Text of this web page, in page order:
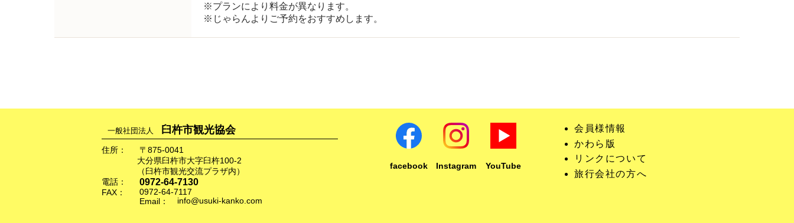
※プランにより料金が異なります。
※じゃらんよりご予約をおすすめします。
一般社団法人 臼杵市観光協会
住所：
〒875-0041
大分県臼杵市大字臼杵100-2
（臼杵市観光交流プラザ内）
電話：
0972-64-7130
FAX：
0972-64-7117
Email：
info@usuki-kanko.com
facebook Instagram YouTube
会員様情報
かわら版
リンクについて
旅行会社の方へ